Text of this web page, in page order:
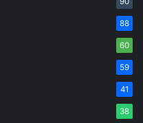
88
60
59
41
38